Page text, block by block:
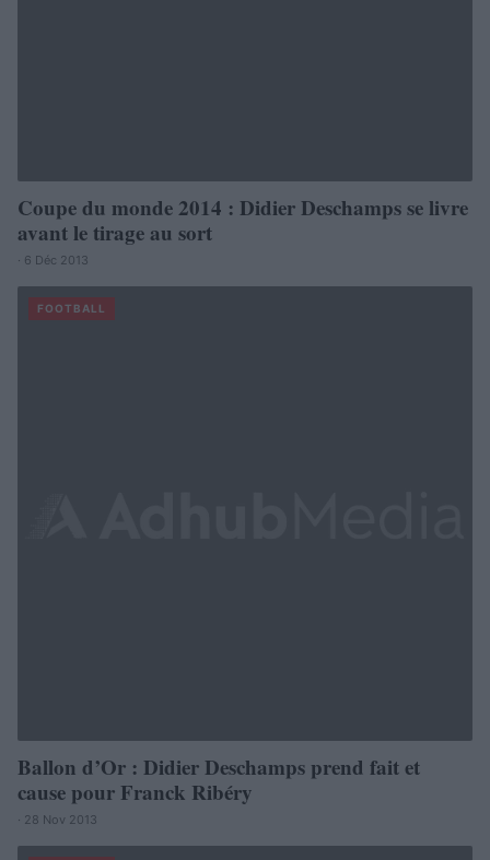
Coupe du monde 2014 : Didier Deschamps se livre
avant le tirage au sort
· 6 Déc 2013
FOOTBALL
Ballon d’Or : Didier Deschamps prend fait et
cause pour Franck Ribéry
· 28 Nov 2013